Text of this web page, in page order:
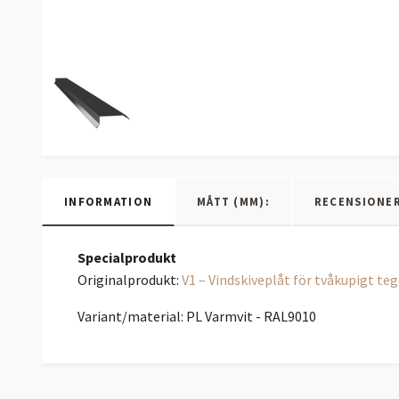
INFORMATION MÅTT (MM):
Specialprodukt
Originalprodukt: V1 – Vindskiveplåt för tvåkupigt
Variant/material: PL Varmvit - RAL9010